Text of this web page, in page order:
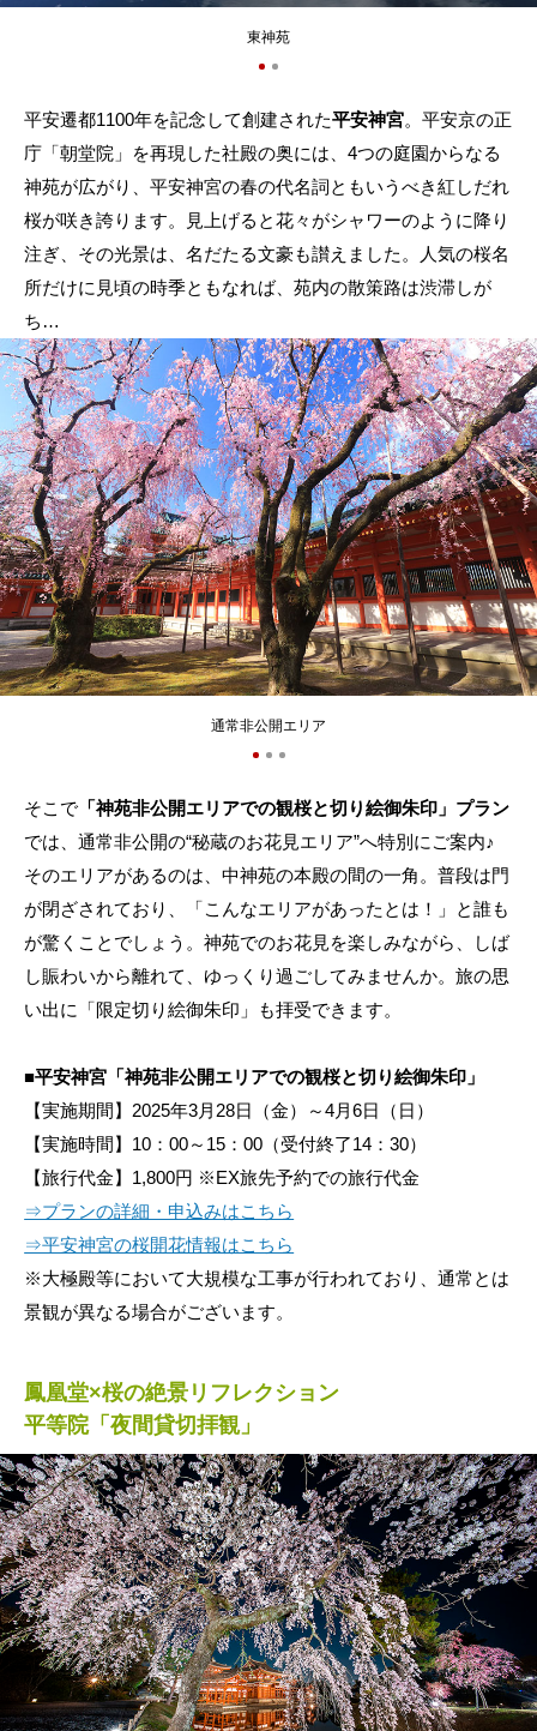
東神苑
平安遷都1100年を記念して創建された平安神宮。平安京の正
庁「朝堂院」を再現した社殿の奥には、4つの庭園からなる
神苑が広がり、平安神宮の春の代名詞ともいうべき紅しだれ
桜が咲き誇ります。見上げると花々がシャワーのように降り
注ぎ、その光景は、名だたる文豪も讃えました。人気の桜名
所だけに見頃の時季ともなれば、苑内の散策路は渋滞しが
ち…
通常非公開エリア
そこで 「神苑非公開エリアでの観桜と切り絵御朱印」プラン
では、通常非公開の“秘蔵のお花見エリア”へ特別にご案内♪
そのエリアがあるのは、中神苑の本殿の間の一角。普段は門
が閉ざされており、「こんなエリアがあったとは！」と誰も
が驚くことでしょう。神苑でのお花見を楽しみながら、しば
し賑わいから離れて、ゆっくり過ごしてみませんか。旅の思
い出に「限定切り絵御朱印」も拝受できます。
■平安神宮「神苑非公開エリアでの観桜と切り絵御朱印」
【実施期間】2025年3月28日（金）～4月6日（日）
【実施時間】10：00～15：00（受付終了14：30）
【旅行代金】1,800円 ※EX旅先予約での旅行代金
⇒プランの詳細・申込みはこちら
⇒平安神宮の桜開花情報はこちら
※大極殿等において大規模な工事が行われており、通常とは
景観が異なる場合がございます。
鳳凰堂×桜の絶景リフレクション
平等院「夜間貸切拝観」